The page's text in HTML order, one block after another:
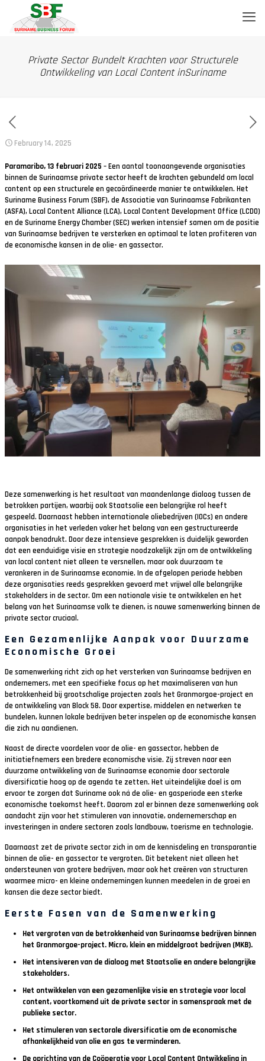
Private Sector Bundelt Krachten voor Structurele
Ontwikkeling van Local Content inSuriname
February 14, 2025
Paramaribo, 13 februari 2025 – Een aantal toonaangevende organisaties
binnen de Surinaamse private sector heeft de krachten gebundeld om local
content op een structurele en gecoördineerde manier te ontwikkelen. Het
Suriname Business Forum (SBF), de Associatie van Surinaamse Fabrikanten
(ASFA), Local Content Alliance (LCA), Local Content Development Office (LCDO)
en de Suriname Energy Chamber (SEC) werken intensief samen om de positie
van Surinaamse bedrijven te versterken en optimaal te laten profiteren van
de economische kansen in de olie- en gassector.
Deze samenwerking is het resultaat van maandenlange dialoog tussen de
betrokken partijen, waarbij ook Staatsolie een belangrijke rol heeft
gespeeld. Daarnaast hebben internationale oliebedrijven (IOCs) en andere
organisaties in het verleden vaker het belang van een gestructureerde
aanpak benadrukt. Door deze intensieve gesprekken is duidelijk geworden
dat een eenduidige visie en strategie noodzakelijk zijn om de ontwikkeling
van local content niet alleen te versnellen, maar ook duurzaam te
verankeren in de Surinaamse economie. In de afgelopen periode hebben
deze organisaties reeds gesprekken gevoerd met vrijwel alle belangrijke
stakeholders in de sector. Om een nationale visie te ontwikkelen en het
belang van het Surinaamse volk te dienen, is nauwe samenwerking binnen de
private sector cruciaal.
Een Gezamenlijke Aanpak voor Duurzame
Economische Groei
De samenwerking richt zich op het versterken van Surinaamse bedrijven en
ondernemers, met een specifieke focus op het maximaliseren van hun
betrokkenheid bij grootschalige projecten zoals het Granmorgoe-project en
de ontwikkeling van Block 58. Door expertise, middelen en netwerken te
bundelen, kunnen lokale bedrijven beter inspelen op de economische kansen
die zich nu aandienen.
Naast de directe voordelen voor de olie- en gassector, hebben de
initiatiefnemers een bredere economische visie. Zij streven naar een
duurzame ontwikkeling van de Surinaamse economie door sectorale
diversificatie hoog op de agenda te zetten. Het uiteindelijke doel is om
ervoor te zorgen dat Suriname ook ná de olie- en gasperiode een sterke
economische toekomst heeft. Daarom zal er binnen deze samenwerking ook
aandacht zijn voor het stimuleren van innovatie, ondernemerschap en
investeringen in andere sectoren zoals landbouw, toerisme en technologie.
Daarnaast zet de private sector zich in om de kennisdeling en transparantie
binnen de olie- en gassector te vergroten. Dit betekent niet alleen het
ondersteunen van grotere bedrijven, maar ook het creëren van structuren
waarmee micro- en kleine ondernemingen kunnen meedelen in de groei en
kansen die deze sector biedt.
Eerste Fasen van de Samenwerking
Het vergroten van de betrokkenheid van Surinaamse bedrijven binnen
het Granmorgoe-project. Micro, klein en middelgroot bedrijven (MKB).
Het intensiveren van de dialoog met Staatsolie en andere belangrijke
stakeholders.
Het ontwikkelen van een gezamenlijke visie en strategie voor local
content, voortkomend uit de private sector in samenspraak met de
publieke sector.
Het stimuleren van sectorale diversificatie om de economische
afhankelijkheid van olie en gas te verminderen.
De oprichting van de Coöperatie voor Local Content Ontwikkeling in